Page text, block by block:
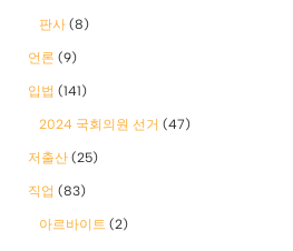
판사 (8)
언론 (9)
입법 (141)
2024 국회의원 선거 (47)
저출산 (25)
직업 (83)
아르바이트 (2)